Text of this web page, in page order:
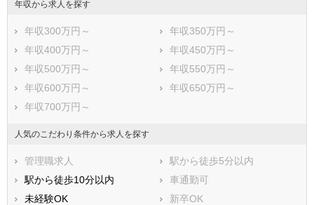
年収から求人を探す
年収300万円～
年収350万円～
年収400万円～
年収450万円～
年収500万円～
年収550万円～
年収600万円～
年収650万円～
年収700万円～
人気のこだわり条件から求人を探す
管理職求人
駅から徒歩5分以内
駅から徒歩10分以内
車通勤可
未経験OK
新卒OK